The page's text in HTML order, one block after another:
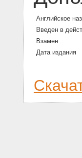
Английское
Введен в
Взамен
Дата издания